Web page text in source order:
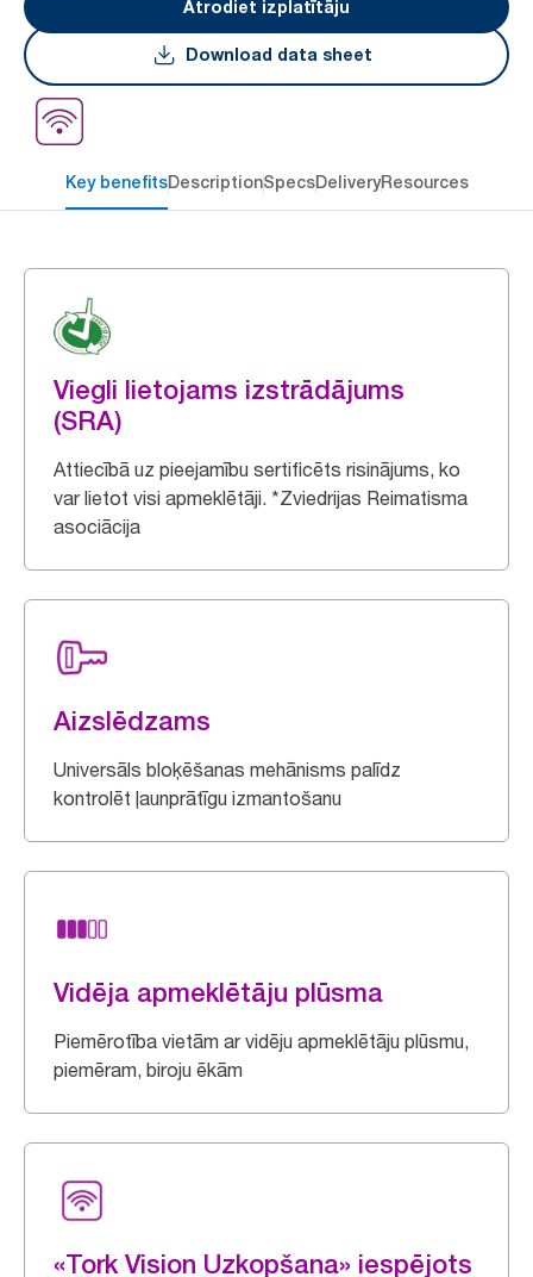
Atrodiet izplatītāju
Download data sheet
Key benefitsDescriptionSpecsDeliveryResources
Viegli lietojams izstrādājums
(SRA)
Attiecībā uz pieejamību sertificēts risinājums, ko
var lietot visi apmeklētāji. *Zviedrijas Reimatisma
asociācija
Aizslēdzams
Universāls bloķēšanas mehānisms palīdz
kontrolēt ļaunprātīgu izmantošanu
Vidēja apmeklētāju plūsma
Piemērotība vietām ar vidēju apmeklētāju plūsmu,
piemēram, biroju ēkām
«Tork Vision Uzkopšana» iespējots